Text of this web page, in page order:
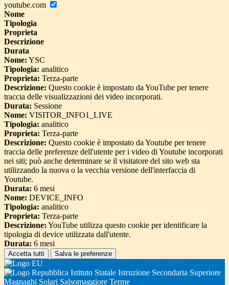
youtube.com
Nome
Tipologia
Proprieta
Descrizione
Durata
Nome: YSC
Tipologia: analitico
Proprieta: Terza-parte
Descrizione: Questo cookie è impostato da YouTube per tenere
traccia delle visualizzazioni dei video incorporati.
Durata: Sessione
Nome: VISITOR_INFO1_LIVE
Tipologia: analitico
Proprieta: Terza-parte
Descrizione: Questo cookie è impostato da Youtube per tenere
traccia delle preferenze dell'utente per i video di Youtube incorporati
nei siti; può anche determinare se il visitatore del sito web sta
utilizzando la nuova o la vecchia versione dell'interfaccia di
Youtube.
Durata: 6 mesi
Nome: DEVICE_INFO
Tipologia: analitico
Proprieta: Terza-parte
Descrizione: YouTube utilizza questo cookie per identificare la
tipologia di device utilizzata dall'utente.
Durata: 6 mesi
Accetta tutti Salva le preferenze
Istituto Statale Istruzione Secondaria Superiore
Magnaghi Solari Salsomaggiore Terme